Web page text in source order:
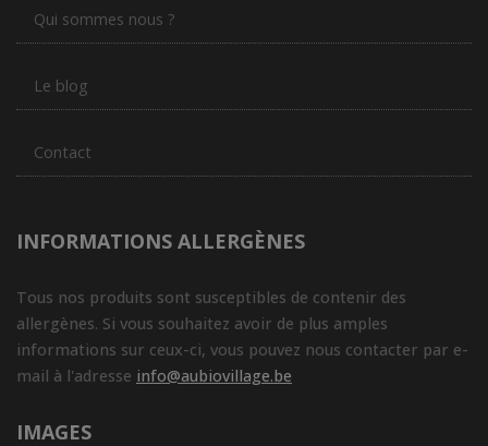
Qui sommes nous ?
Le blog
Contact
INFORMATIONS ALLERGÈNES
Tous nos produits sont susceptibles de contenir des
allergènes. Si vous souhaitez avoir de plus amples
informations sur ceux-ci, vous pouvez nous contacter par e-
mail à l'adresse info@aubiovillage.be
IMAGES